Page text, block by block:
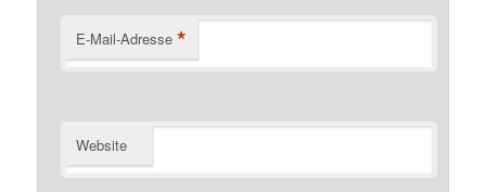
E-Mail-Adresse *
Website